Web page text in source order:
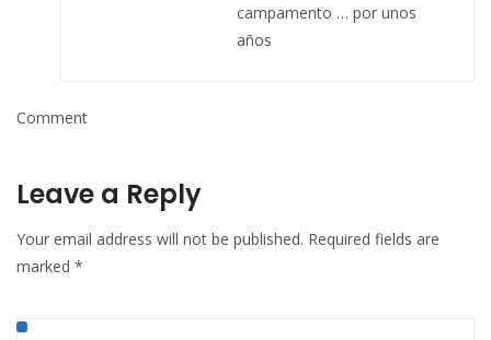
campamento … por unos
años
Comment
Leave a Reply
Your email address will not be published. Required fields are
marked *